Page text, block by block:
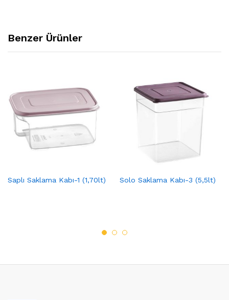
Benzer Ürünler
Saplı Saklama Kabı-1 (1,70lt) Solo Saklama Kabı-3 (5,5lt)